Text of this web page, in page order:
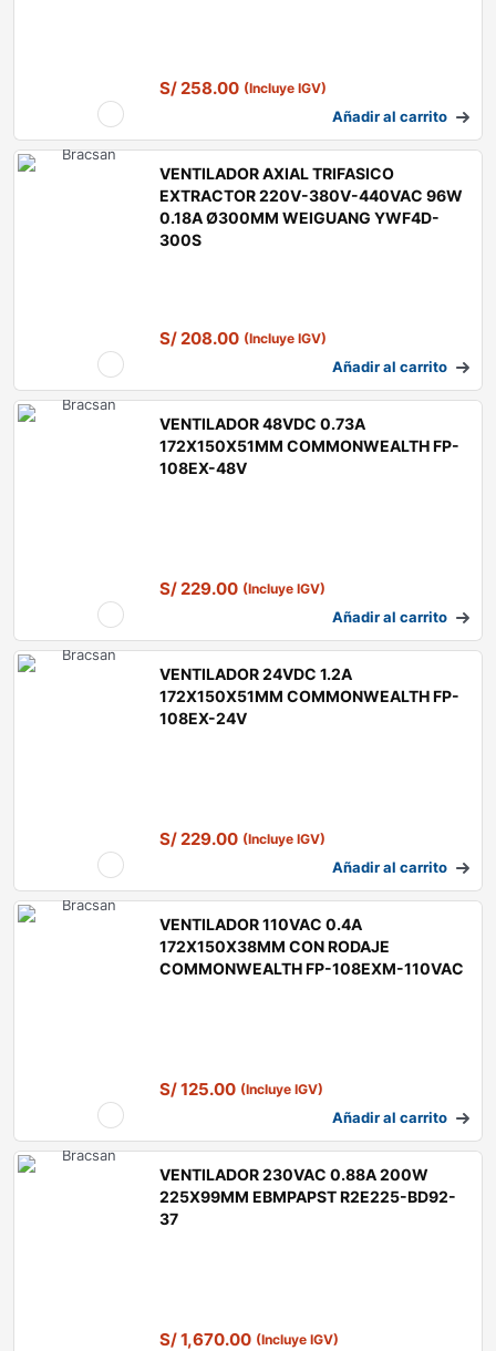
S/258.00 (Incluye IGV)
Añadir al carrito
VENTILADOR AXIAL TRIFASICO
EXTRACTOR 220V-380V-440VAC 96W
0.18A Ø300MM WEIGUANG YWF4D-
300S
S/208.00 (Incluye IGV)
Añadir al carrito
VENTILADOR 48VDC 0.73A
172X150X51MM COMMONWEALTH FP-
108EX-48V
S/229.00 (Incluye IGV)
Añadir al carrito
VENTILADOR 24VDC 1.2A
172X150X51MM COMMONWEALTH FP-
108EX-24V
S/229.00 (Incluye IGV)
Añadir al carrito
VENTILADOR 110VAC 0.4A
172X150X38MM CON RODAJE
COMMONWEALTH FP-108EXM-110VAC
S/125.00 (Incluye IGV)
Añadir al carrito
VENTILADOR 230VAC 0.88A 200W
225X99MM EBMPAPST R2E225-BD92-
37
S/1,670.00 (Incluye IGV)